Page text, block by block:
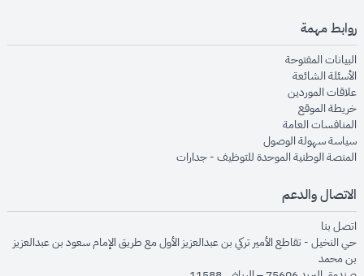
روابط مهمة
البيانات المفتوحةopens in new window
الأسئلة الشائعةopens in new window
علاقات الموردينopens in new window
خريطة الموقعopens in new window
المنافسات العامةopens in new window
سياسة سهولة الوصولopens in new window
المنصة الوطنية الموحدة للتوظيف - جداراتopens in new window
الاتصال والدعم
اتصل بنا
حي النخيل - تقاطع الأمير تركي بن عبدالعزيز الأول مع طريق الإمام سعود بن عبدالعزيز
بن محمد